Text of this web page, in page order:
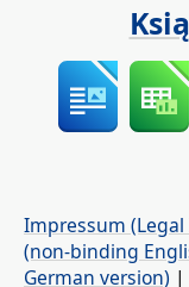
Impressum (Legal
(non-binding
German version) |